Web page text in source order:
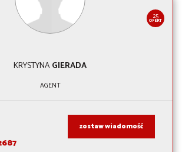
25
OFERT
KRYSTYNAGIERADA
AGENT
zostaw wiadomość